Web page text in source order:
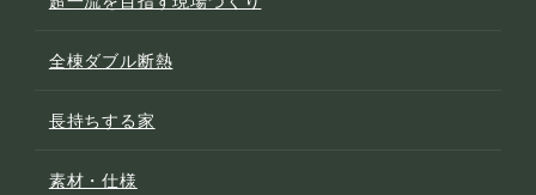
全棟ダブル断熱
長持ちする家
素材・仕様